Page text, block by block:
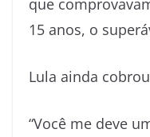
que
15 anos, o
Lula ainda
“Você me deve